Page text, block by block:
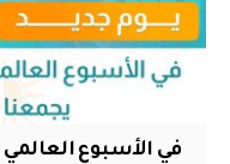
في الأسبوع